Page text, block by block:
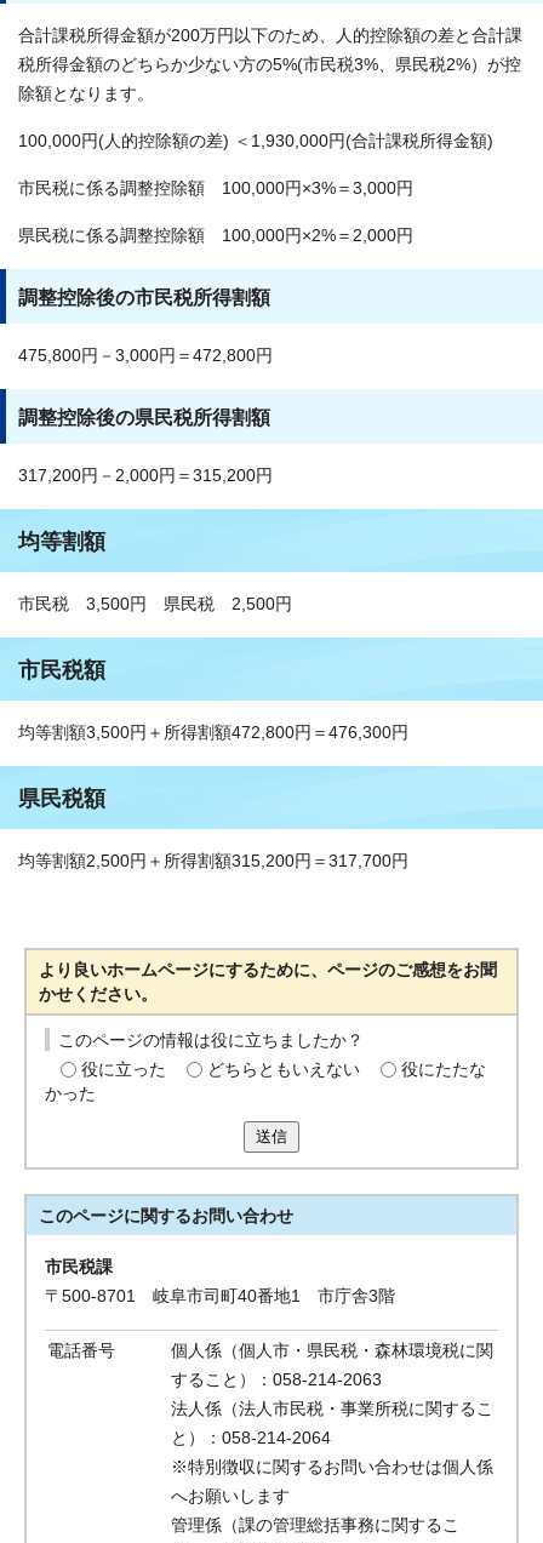
合計課税所得金額が200万円以下のため、人的控除額の差と合計課
税所得金額のどちらか少ない方の5%(市民税3%、県民税2%）が控
除額となります。
100,000円(人的控除額の差) ＜1,930,000円(合計課税所得金額)
市民税に係る調整控除額 100,000円×3%＝3,000円
県民税に係る調整控除額 100,000円×2%＝2,000円
調整控除後の市民税所得割額
475,800円－3,000円＝472,800円
調整控除後の県民税所得割額
317,200円－2,000円＝315,200円
均等割額
市民税 3,500円 県民税 2,500円
市民税額
均等割額3,500円＋所得割額472,800円＝476,300円
県民税額
均等割額2,500円＋所得割額315,200円＝317,700円
より良いホームページにするために、ページのご感想をお聞
かせください。
このページの情報は役に立ちましたか？
役に立った
どちらともいえない
役にたたな
かった
送信
このページに関するお問い合わせ
市民税課
〒500-8701 岐阜市司町40番地1 市庁舎3階
電話番号
個人係（個人市・県民税・森林環境税に関
すること）：058-214-2063
法人係（法人市民税・事業所税に関するこ
と）：058-214-2064
※特別徴収に関するお問い合わせは個人係
へお願いします
管理係（課の管理総括事務に関するこ